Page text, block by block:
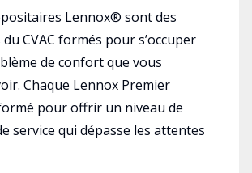
Lennox® sont des
CVAC formés pour s’occuper
de confort que vous
Chaque Lennox Premier
pour offrir un niveau de
service qui dépasse les attentes